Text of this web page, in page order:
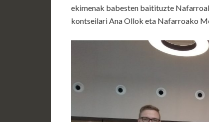
ekimenak babesten baitituzte
kontseilari Ana Ollok eta Nafarroako